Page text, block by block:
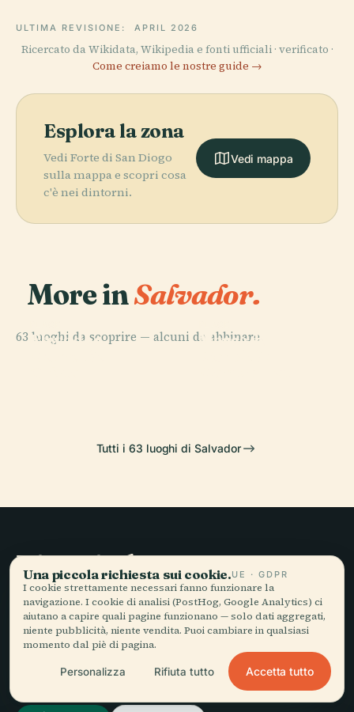
ULTIMA REVISIONE: APRIL 2026
Ricercato da Wikidata, Wikipedia e fonti ufficiali · verificato ·
Come creiamo le nostre guide →
Esplora la zona
Vedi Forte di San Diogo
sulla mappa e scopri cosa
c'è nei dintorni.
Vedi mappa
More inSalvador.
63 luoghi da scoprire — alcuni da abbinare.
Elevador
Mercado
PLACE PLACE
Tutti i 63 luoghi di Salvador
Viaggio lento,
raccontato bene.
RESTA AGGIORNATO
Iscriviti
Una piccola richiesta sui cookie.UE · GDPR
I cookie strettamente necessari fanno funzionare la
navigazione. I cookie di analisi (PostHog, Google Analytics) ci
aiutano a capire quali pagine funzionano — solo dati aggregati,
niente pubblicità, niente vendita. Puoi cambiare in qualsiasi
momento dal piè di pagina.
Personalizza Rifiuta tutto Accetta tutto